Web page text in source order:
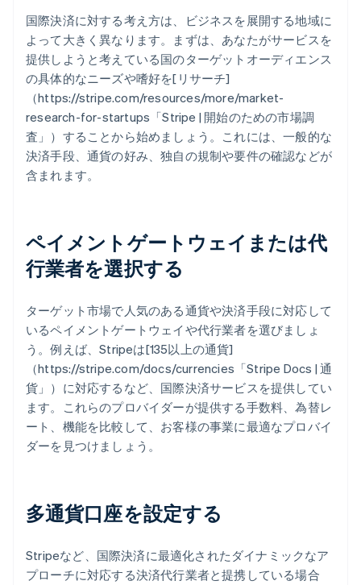
国際決済に対する考え方は、ビジネスを展開する地域に
よって大きく異なります。まずは、あなたがサービスを
提供しようと考えている国のターゲットオーディエンス
の具体的なニーズや嗜好を[リサーチ]
（https://stripe.com/resources/more/market-
research-for-startups「Stripe | 開始のための市場調
査」）することから始めましょう。これには、一般的な
決済手段、通貨の好み、独自の規制や要件の確認などが
含まれます。
ペイメントゲートウェイまたは代
行業者を選択する
ターゲット市場で人気のある通貨や決済手段に対応して
いるペイメントゲートウェイや代行業者を選びましょ
う。例えば、Stripeは[135以上の通貨]
（https://stripe.com/docs/currencies「Stripe Docs | 通
貨」）に対応するなど、国際決済サービスを提供してい
ます。これらのプロバイダーが提供する手数料、為替レ
ート、機能を比較して、お客様の事業に最適なプロバイ
ダーを見つけましょう。
多通貨口座を設定する
Stripeなど、国際決済に最適化されたダイナミックなア
プローチに対応する決済代行業者と提携している場合